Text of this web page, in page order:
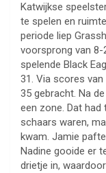
Katwijkse
te spelen en
periode liep
voorsprong van
spelende Black
31. Via scores
35 gebracht. Na
een zone. Dat
schaars waren,
kwam. Jamie
Nadine gooide er
drietje in,